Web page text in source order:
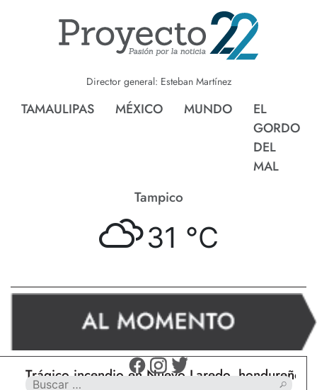
Director general: Esteban Martínez
TAMAULIPAS MÉXICO MUNDO
EL
GORDO
DEL
MAL
Tampico
31 °C
incendio en Nuevo Laredo, hondureño muere